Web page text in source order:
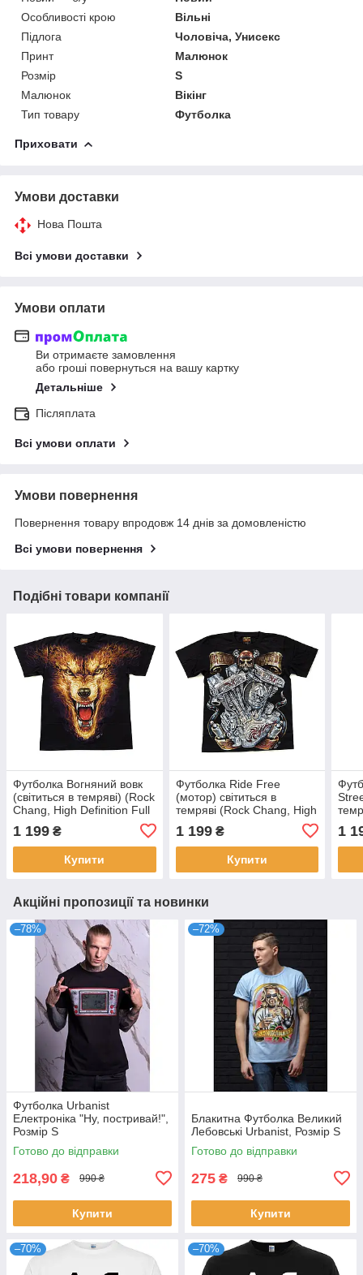
Особливості крою
Вільні
Підлога
Чоловіча, Унисекс
Принт
Малюнок
Розмір
S
Малюнок
Вікінг
Тип товару
Футболка
Приховати
Умови доставки
Нова Пошта
Всі умови доставки
Умови оплати
Ви отримаєте замовлення
або гроші повернуться на вашу картку
Детальніше
Післяплата
Всі умови оплати
Умови повернення
Повернення товару впродовж 14 днів за домовленістю
Всі умови повернення
Подібні товари компанії
Футболка Вогняний вовк
(світиться в темряві) (Rock
Chang, High Definition Full
Розмір L
1 199 ₴
Купити
Футболка Ride Free
(мотор) світиться в
темряві (Rock Chang, High
dark), Розмір S
1 199₴
Купити
the
1
Акційні пропозиції та новинки
–78%
Футболка Urbanist
Електроніка "Ну, постривай!",
Розмір S
Готово до відправки
218,90 ₴ 990 ₴
Купити
–72%
Блакитна Футболка Великий
Лебовські Urbanist, Розмір S
Готово до відправки
275 ₴ 990 ₴
Купити
–70% –70%